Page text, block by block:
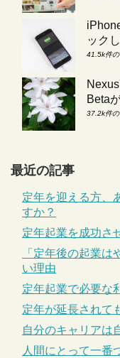
ック
41.5k件
Beta
37.2k件
最近の記事
定年を迎える方、
すか？
定年起業を成功さ
「定年後の起業
い理由
定年起業で必要な
定年が延長されて
自分のキャリアは
人間にとって一番